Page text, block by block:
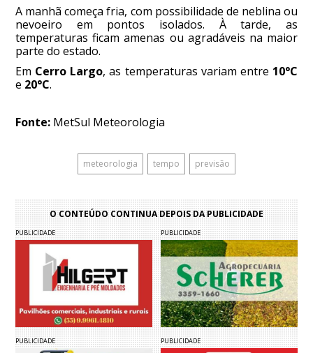
A manhã começa fria, com possibilidade de neblina ou
nevoeiro em pontos isolados. À tarde, as
temperaturas ficam amenas ou agradáveis na maior
parte do estado.
Em Cerro Largo, as temperaturas variam entre 10°C
e 20°C.
Fonte: MetSul Meteorologia
meteorologia tempo previsão
O CONTEÚDO CONTINUA DEPOIS DA PUBLICIDADE
PUBLICIDADE PUBLICIDADE
PUBLICIDADE PUBLICIDADE